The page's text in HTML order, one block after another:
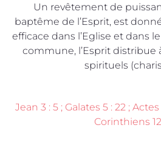
Un revêtement de
baptême de l’Esprit, est
efficace dans l’Eglise et dans
commune, l’Esprit distribue
spirituels
Jean 3 : 5 ; Galates 5 : 22 ; Actes
Corinthiens 12